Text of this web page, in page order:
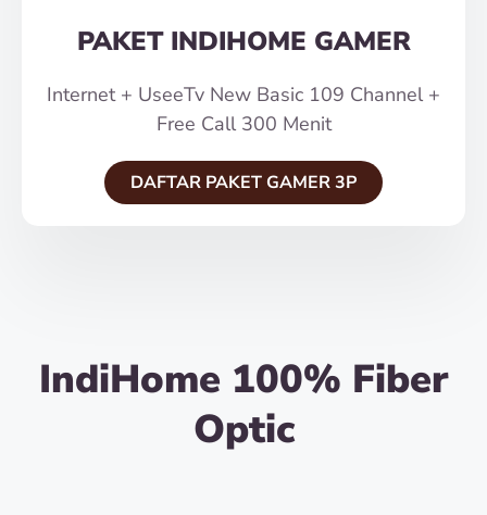
PAKET INDIHOME GAMER
Internet + UseeTv New Basic 109 Channel +
Free Call 300 Menit
DAFTAR PAKET GAMER 3P
IndiHome 100% Fiber
Optic